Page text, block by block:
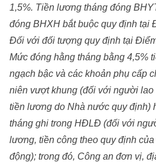
1,5%. Tiền lương tháng đóng
đóng BHXH bắt buộc quy định tại
Đối với đối tượng quy định tại
Mức đóng hằng tháng bằng 4,5%
ngạch bậc và các khoản phụ cấp
niên vượt khung (đối với người
tiền lương do Nhà nước quy định)
tháng ghi trong HĐLĐ (đối với
lương, tiền công theo quy định
động); trong đó, Công an đơn vị,